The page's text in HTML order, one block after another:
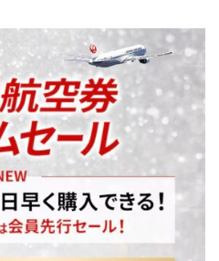
月8日
（木）
2025年2月28日～2026年2
月8日
日
2025年1月31日〜2026年1
月20日
（金）
2025年1月7日〜2025年12
月31日
月3日
2024年11月23日〜2025年
11月20日